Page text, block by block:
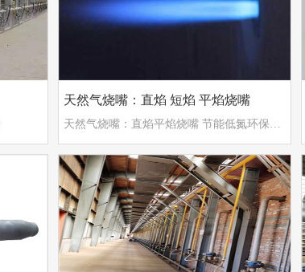
天然气烧嘴：直焰 短焰 平焰烧嘴
天然气烧嘴：直焰平焰烧嘴 节能低氮环保达标